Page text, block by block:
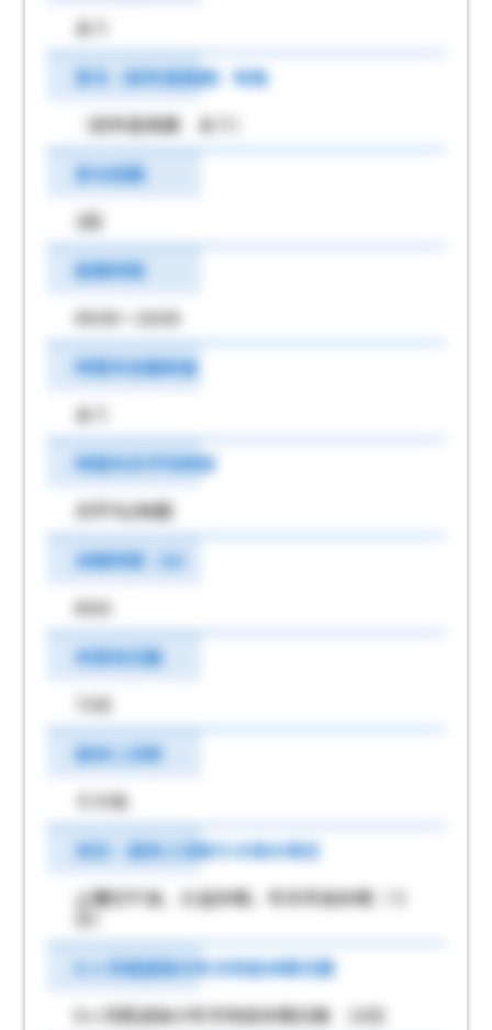
あり
賞与（前年度実績）有無
（前年度実績 あり）
賞与回数
2回
就業時間
09:00～18:00
時間外労働有無
あり
時間外月平均時間
月平均2時間
休憩時間（分）
60分
年間休日数
73日
週休二日制
その他
休日・週休２日制その他の場合
土曜日午後、お盆休暇、年末年始休暇（５
日）
6 ヶ月経過後の年次有給休暇日数
6ヶ月経過後の年次有給休暇日数 10日